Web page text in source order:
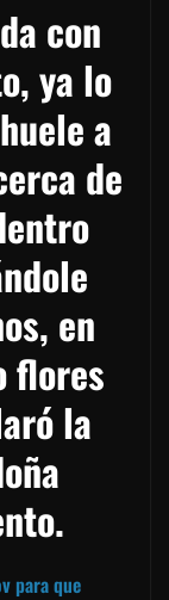
con
ya lo
a
de
en
flores
la
para que